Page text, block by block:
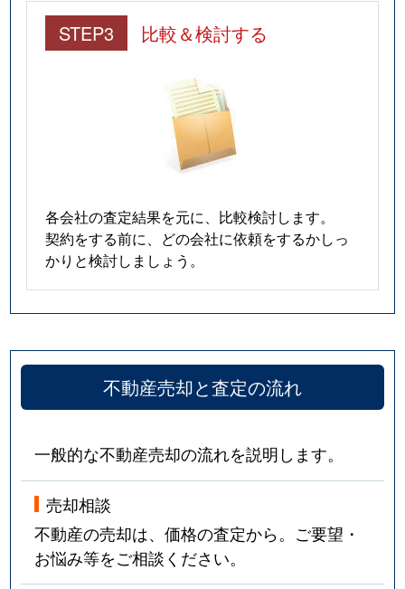
STEP3 比較＆検討する
各会社の査定結果を元に、比較検討します。
契約をする前に、どの会社に依頼をするかしっ
かりと検討しましょう。
不動産売却と査定の流れ
一般的な不動産売却の流れを説明します。
売却相談
不動産の売却は、価格の査定から。ご要望・
お悩み等をご相談ください。